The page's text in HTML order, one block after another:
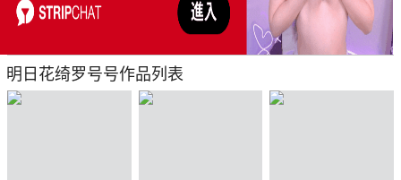
明日花绮罗号号作品列表